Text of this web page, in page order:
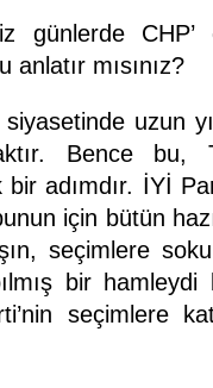
günlerde
anlatır mısınız?
uzun
Bence
adımdır. İYİ
için bütün
seçimlere
bir
seçimlere